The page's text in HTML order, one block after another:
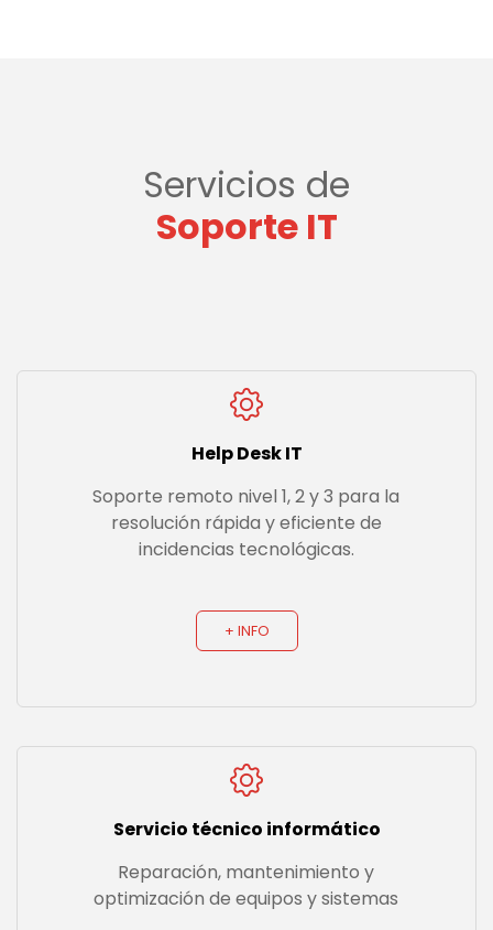
Servicios de
Soporte IT
Help Desk IT
Soporte remoto nivel 1, 2 y 3 para la
resolución rápida y eficiente de
incidencias tecnológicas.
+ INFO
Servicio técnico informático
Reparación, mantenimiento y
optimización de equipos y sistemas